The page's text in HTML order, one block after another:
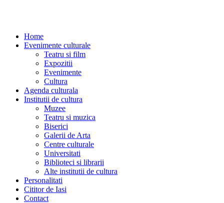
Home
Evenimente culturale
Teatru si film
Expozitii
Evenimente
Cultura
Agenda culturala
Institutii de cultura
Muzee
Teatru si muzica
Biserici
Galerii de Arta
Centre culturale
Universitati
Biblioteci si librarii
Alte institutii de cultura
Personalitati
Cititor de Iasi
Contact